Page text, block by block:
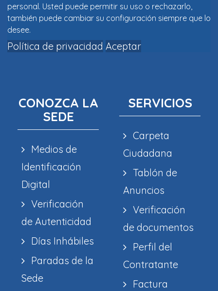
personal. Usted puede permitir su uso o rechazarlo,
también puede cambiar su configuración siempre que lo
desee.
Política de privacidad Aceptar
CONOZCA LA
SEDE
Medios de
Identificación
Digital
Verificación
de Autenticidad
Días Inhábiles
Paradas de la
Sede
SERVICIOS
Carpeta
Ciudadana
Tablón de
Anuncios
Verificación
de documentos
Perfil del
Contratante
Factura